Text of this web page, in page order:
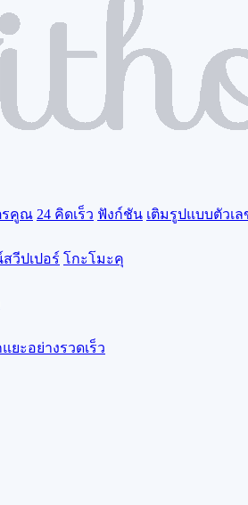
รคูณ 24 คิดเร็ว ฟังก์ชัน เติมรูปแบบตัวเล
วีปเปอร์ โกะโมะคุ
ยะอย่างรวดเร็ว